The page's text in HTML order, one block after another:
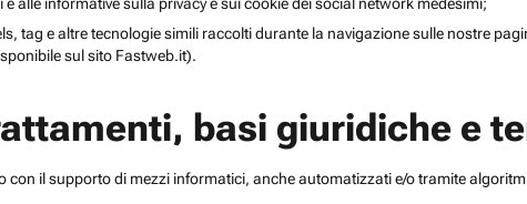
tag e altre tecnologie simili raccolti durante la navigazione sulle nostre
sul sito Fastweb.it).
basi giuridiche e
con il supporto di mezzi informatici, anche automatizzati e/o tramite